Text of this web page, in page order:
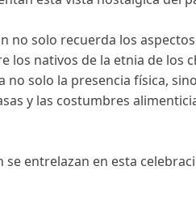
no solo recuerda los
los nativos de la etnia de los
no solo la presencia física,
y las costumbres
se entrelazan en esta